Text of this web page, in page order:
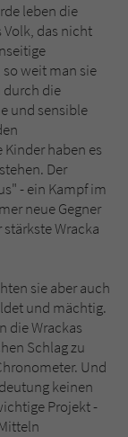
leben die
das nicht
weit man sie
durch die
und sensible
haben es
Der
- ein Kampf im
neue Gegner
Wracka
sie aber auch
und mächtig.
die Wrackas
Schlag zu
Und
keinen
Projekt -